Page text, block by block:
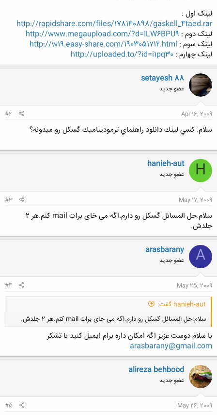
لینک اول :
http://rapidshare.com/files/178140898/gaskell_4taed.rar
لینک دوم : http://www.megaupload.com/?d=ILW6BPU9
لینک سوم : http://w19.easy-share.com/1903051712.html
لینک چهارم : http://uploaded.to/?id=i1pq30
setayesh 88
عضو جدید
Apr 16, 2009
#2
سلام. كسي لينك دانلود راهنماي ترموديناميك گسكل رو ميدونه؟
H
hanieh-aut
عضو جدید
May 17, 2009
#3
سلام.حل المسائل گسکل رو دارم.اگه می خای برات mail کنم.هر 2
جلدش.
A
arasbarany
عضو جدید
May 25, 2009
#4
hanieh-aut گفت:
سلام.حل المسائل گسکل رو دارم.اگه می خای برات mail کنم.هر 2 جلدش.
با سلام دوست عزيز اگه امكان داره برام ايميل كنيد با تشكر
arasbarany@gmail.com
alireza behbood
عضو جدید
May 26, 2009
#5